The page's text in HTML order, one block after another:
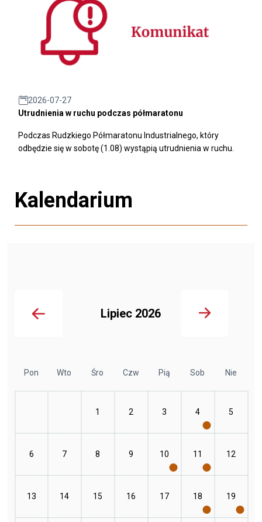
2026-07-27
Utrudnienia w ruchu podczas półmaratonu
Podczas Rudzkiego Półmaratonu Industrialnego, który
odbędzie się w sobotę (1.08) wystąpią utrudnienia w ruchu.
Kalendarium
Lipiec 2026
Pon Wto Śro Czw Pią Sob Nie
1 2 3 4 5
6 7 8 9 10 11 12
13 14 15 16 17 18 19